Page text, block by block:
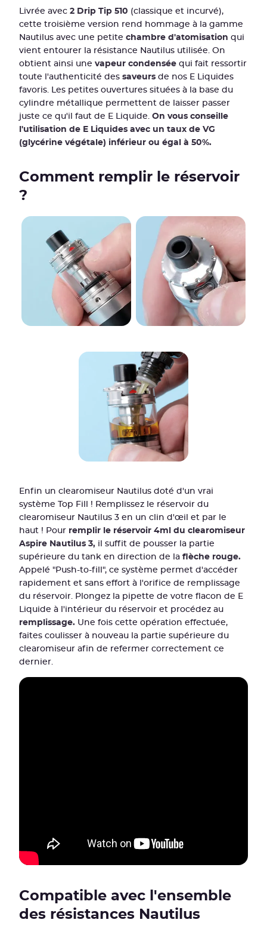
Livrée avec 2 Drip Tip 510 (classique et incurvé),
cette troisième version rend hommage à la gamme
Nautilus avec une petite chambre d'atomisation qui
vient entourer la résistance Nautilus utilisée. On
obtient ainsi une vapeur condensée qui fait ressortir
toute l'authenticité des saveurs de nos E Liquides
favoris. Les petites ouvertures situées à la base du
cylindre métallique permettent de laisser passer
juste ce qu'il faut de E Liquide. On vous conseille
l'utilisation de E Liquides avec un taux de VG
(glycérine végétale) inférieur ou égal à 50%.
Comment remplir le réservoir
?
Enfin un clearomiseur Nautilus doté d'un vrai
système Top Fill ! Remplissez le réservoir du
clearomiseur Nautilus 3 en un clin d'œil et par le
haut ! Pour remplir le réservoir 4ml du clearomiseur
Aspire Nautilus 3, il suffit de pousser la partie
supérieure du tank en direction de la flèche rouge.
Appelé "Push-to-fill", ce système permet d'accéder
rapidement et sans effort à l'orifice de remplissage
du réservoir. Plongez la pipette de votre flacon de E
Liquide à l'intérieur du réservoir et procédez au
remplissage. Une fois cette opération effectuée,
faites coulisser à nouveau la partie supérieure du
clearomiseur afin de refermer correctement ce
dernier.
Compatible avec l'ensemble
des résistances Nautilus